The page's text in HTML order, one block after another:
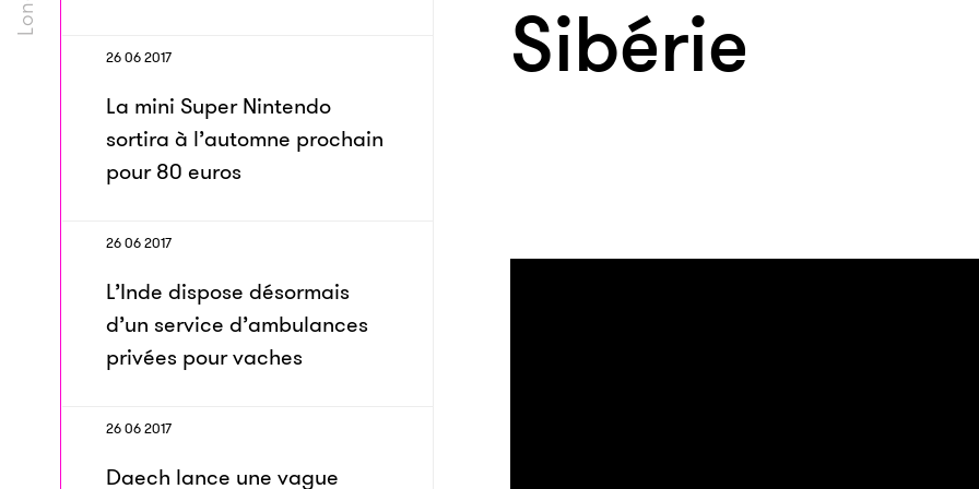
26 06 2017
La mini Super Nintendo
sortira à l’automne prochain
pour 80 euros
26 06 2017
L’Inde dispose désormais
d’un service d’ambulances
privées pour vaches
26 06 2017
Daech lance une vague
Sibérie